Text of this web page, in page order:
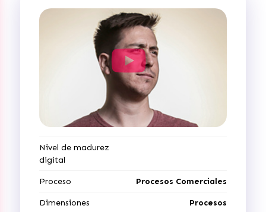
Nivel de madurez
digital
Proceso Procesos Comerciales
Dimensiones Procesos